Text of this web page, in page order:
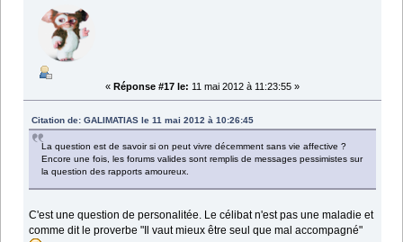
« Réponse #17 le: 11 mai 2012 à 11:23:55 »
Citation de: GALIMATIAS le 11 mai 2012 à 10:26:45
La question est de savoir si on peut vivre décemment sans vie affective ?
Encore une fois, les forums valides sont remplis de messages pessimistes sur
la question des rapports amoureux.
C'est une question de personalitée. Le célibat n'est pas une maladie et
comme dit le proverbe "Il vaut mieux être seul que mal accompagné"